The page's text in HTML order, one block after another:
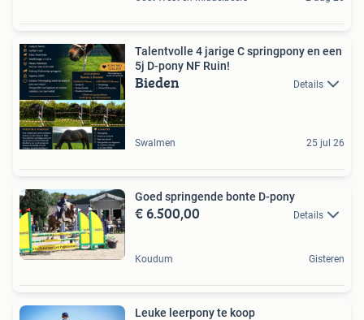
Talentvolle 4 jarige C springpony en een
5j D-pony NF Ruin!
Bieden Details
Swalmen 25 jul 26
Goed springende bonte D-pony
€ 6.500,00 Details
Koudum Gisteren
Leuke leerpony te koop